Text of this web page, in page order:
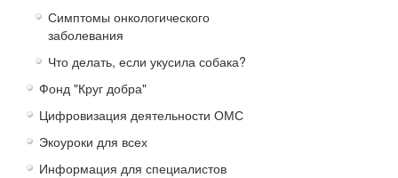
Симптомы онкологического
заболевания
Что делать, если укусила собака?
Фонд "Круг добра"
Цифровизация деятельности ОМС
Экоуроки для всех
Информация для специалистов